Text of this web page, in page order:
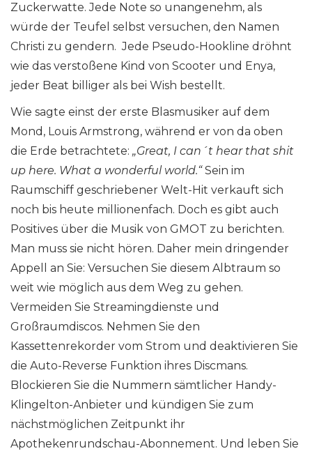
Zuckerwatte. Jede Note so unangenehm, als
würde der Teufel selbst versuchen, den Namen
Christi zu gendern. Jede Pseudo-Hookline dröhnt
wie das verstoßene Kind von Scooter und Enya,
jeder Beat billiger als bei Wish bestellt.
Wie sagte einst der erste Blasmusiker auf dem
Mond, Louis Armstrong, während er von da oben
die Erde betrachtete: „Great, I can´t hear that shit
up here. What a wonderful world.“Sein im
Raumschiff geschriebener Welt-Hit verkauft sich
noch bis heute millionenfach. Doch es gibt auch
Positives über die Musik von GMOT zu berichten.
Man muss sie nicht hören. Daher mein dringender
Appell an Sie: Versuchen Sie diesem Albtraum so
weit wie möglich aus dem Weg zu gehen.
Vermeiden Sie Streamingdienste und
Großraumdiscos. Nehmen Sie den
Kassettenrekorder vom Strom und deaktivieren Sie
die Auto-Reverse Funktion ihres Discmans.
Blockieren Sie die Nummern sämtlicher Handy-
Klingelton-Anbieter und kündigen Sie zum
nächstmöglichen Zeitpunkt ihr
Apothekenrundschau-Abonnement. Und leben Sie